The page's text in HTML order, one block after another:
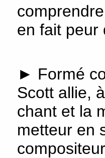
en fait peur
► Formé
Scott allie,
chant et la
metteur en